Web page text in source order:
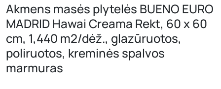
Akmens masės plytelės BUENO EURO
MADRID Hawai Creama Rekt, 60 x 60
cm, 1,440 m2/dėž., glazūruotos,
poliruotos, kreminės spalvos
marmuras